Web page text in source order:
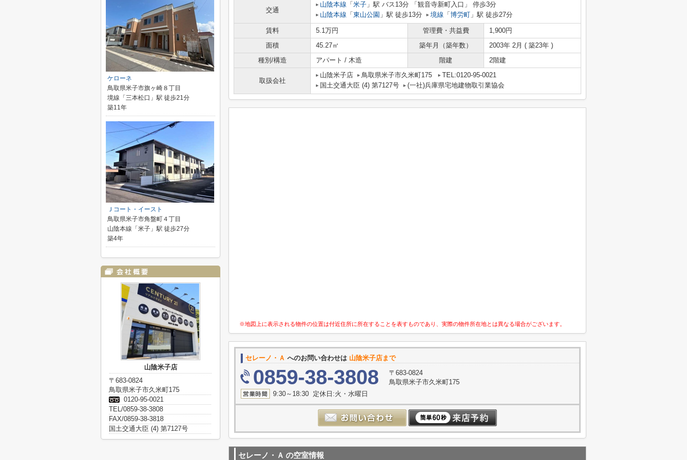
交通
山陰本線 「 米子 」駅 バス13分 「観音寺新町入口」 停歩3分
山陰本線 「 東山公園 」駅 徒歩13分 境線 「 博労町 」駅 徒歩27分
賃料 5.1万円 管理費・共益費
1,900円
面積
45.27㎡ 築年月（築年数）
2003年 2月 ( 築23年 )
種別/構造
アパート / 木造 階建 2階建
取扱会社
山陰米子店 鳥取県米子市久米町175
TEL:0120-95-0021
国土交通大臣 (4) 第7127号
(一社)兵庫県宅地建物取引業協会
※地図上に表示される物件の位置は付近住所に所在することを表すものであり、実際の物件所在地とは異なる場合がございます。
セレーノ・Ａ へのお問い合わせは 山陰米子店まで
0859-38-3808
〒683-0824
鳥取県米子市久米町175
9:30～18:30 定休日:火・水曜日
セレーノ・Ａ の空室情報
ケローネ
鳥取県米子市旗ヶ崎８丁目
境線「三本松口」駅 徒歩21分
築11年
Ｊコート・イースト
鳥取県米子市角盤町４丁目
山陰本線「米子」駅 徒歩27分
築4年
山陰米子店
〒683-0824
鳥取県米子市久米町175
0120-95-0021
TEL/0859-38-3808
FAX/0859-38-3818
国土交通大臣 (4) 第7127号